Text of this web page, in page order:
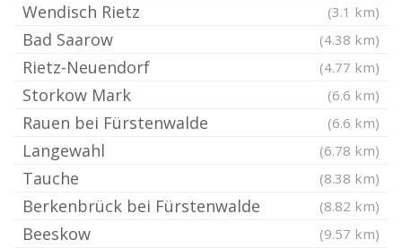
Wendisch Rietz (3.1 km)
Bad Saarow (4.38 km)
Rietz-Neuendorf (4.77 km)
Storkow Mark (6.6 km)
Rauen bei Fürstenwalde (6.6 km)
Langewahl (6.78 km)
Tauche (8.38 km)
Berkenbrück bei Fürstenwalde (8.82 km)
Beeskow (9.57 km)